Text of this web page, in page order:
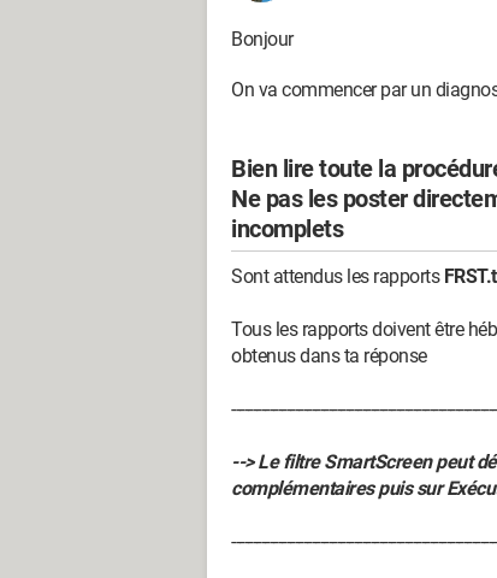
Bonjour
On va commencer par un
Bien lire toute la
Ne pas les poster
incomplets
Sont attendus les rapports
Tous les rapports doivent être
obtenus dans ta réponse
--> Le filtre SmartScreen peut
complémentaires puis sur